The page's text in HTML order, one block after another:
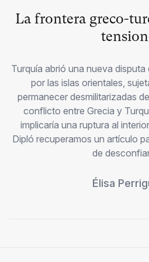
La frontera greco-
Turquía abrió una nueva
por las islas orientales,
permanecer desmilitarizadas
conflicto entre Grecia y
implicaría una ruptura al
Dipló recuperamos un artículo
de
Élisa